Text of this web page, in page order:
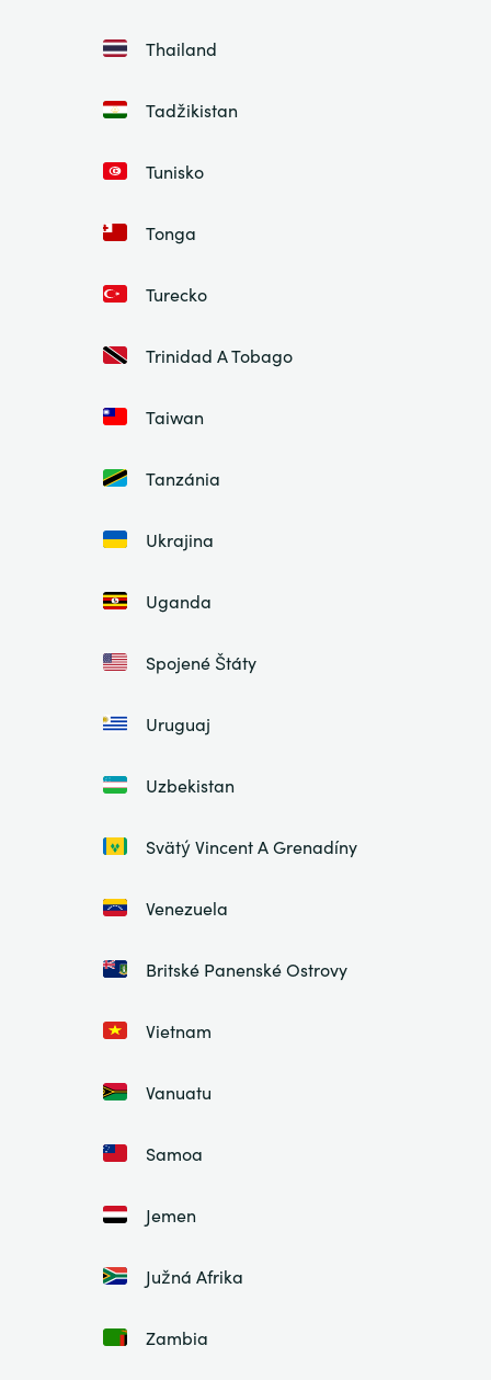
Thailand
Tadžikistan
Tunisko
Tonga
Turecko
Trinidad A Tobago
Taiwan
Tanzánia
Ukrajina
Uganda
Spojené Štáty
Uruguaj
Uzbekistan
Svätý Vincent A Grenadíny
Venezuela
Britské Panenské Ostrovy
Vietnam
Vanuatu
Samoa
Jemen
Južná Afrika
Zambia